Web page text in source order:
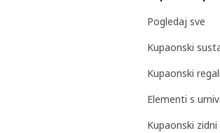
Pogledaj sve
Kupaonski
Kupaonski
Elementi s
Kupaonski